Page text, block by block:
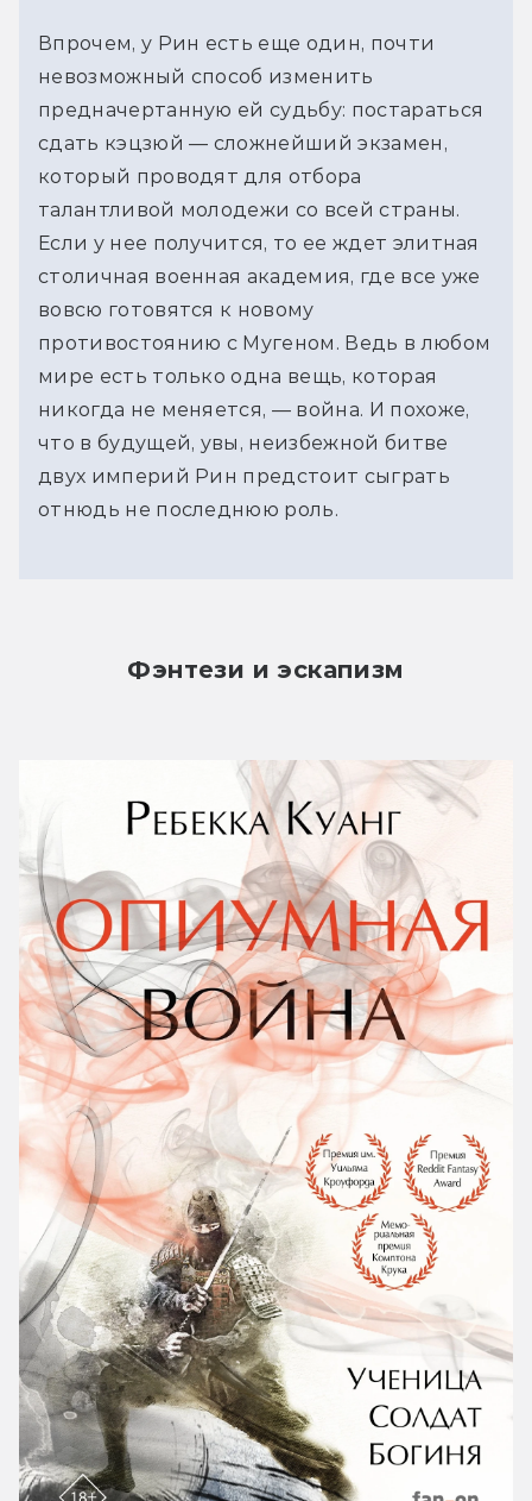
Впрочем, у Рин есть еще один, почти
невозможный способ изменить
предначертанную ей судьбу: постараться
сдать кэцзюй — сложнейший экзамен,
который проводят для отбора
талантливой молодежи со всей страны.
Если у нее получится, то ее ждет элитная
столичная военная академия, где все уже
вовсю готовятся к новому
противостоянию с Мугеном. Ведь в любом
мире есть только одна вещь, которая
никогда не меняется, — война. И похоже,
что в будущей, увы, неизбежной битве
двух империй Рин предстоит сыграть
отнюдь не последнюю роль.
Фэнтези и эскапизм